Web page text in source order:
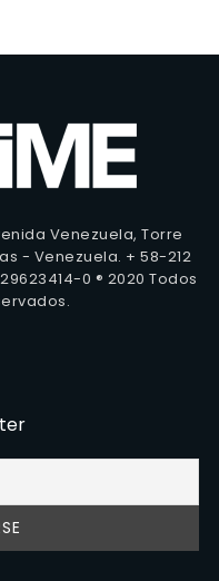
Venezuela, Torre
- Venezuela. + 58-212
0 ® 2020 Todos